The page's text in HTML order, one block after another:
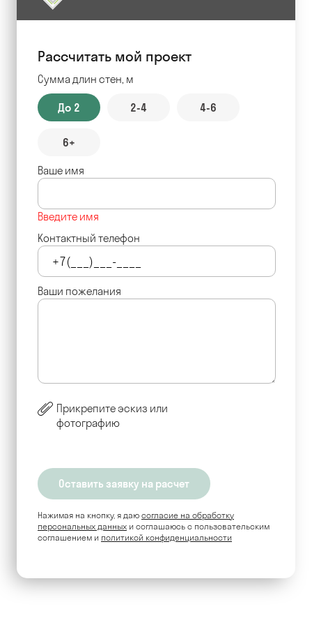
Рассчитать мой проект
Сумма длин стен, м
До 2 2-4 4-6
6+
Ваше имя
Введите имя
Контактный телефон
Ваши пожелания
Прикрепите эскиз или
фотографию
Нажимая на кнопку, я даю согласие на обработку
персональных данных и соглашаюсь c пользовательским
соглашением и политикой конфиденциальности